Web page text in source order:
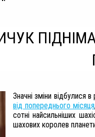
Значні зміни
від попереднього місяця
сотні найсильніших
шахових королев